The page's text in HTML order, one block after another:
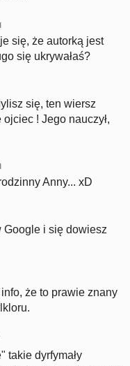
się, że autorką jest
się ukrywałaś?
się, ten wiersz
ojciec ! Jego nauczył,
Anny... xD
Google i się dowiesz
że to prawie znany
takie dyrfymały